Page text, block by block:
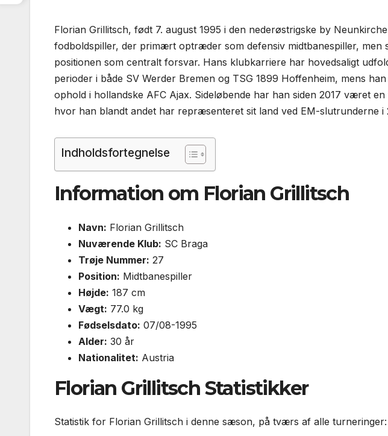
Florian Grillitsch, født 7. august 1995 i den neder­østrigske by
fodbold­spiller, der primært optræder som defensiv midtbanespiller, men
positionen som centralt forsvar. Hans klubkarriere har hoved­saligt
perioder i både SV Werder Bremen og TSG 1899 Hoffenheim, mens
ophold i hollandske AFC Ajax. Sideløbende har han siden 2017 været
hvor han blandt andet har repræsenteret sit land ved EM-slutrunderne i
Indholdsfortegnelse
Information om Florian Grillitsch
Navn: Florian Grillitsch
Nuværende Klub: SC Braga
Trøje Nummer: 27
Position: Midtbanespiller
Højde: 187 cm
Vægt: 77.0 kg
Fødselsdato: 07/08-1995
Alder: 30 år
Nationalitet: Austria
Florian Grillitsch Statistikker
Statistik for Florian Grillitsch i denne sæson, på tværs af alle turneringer: